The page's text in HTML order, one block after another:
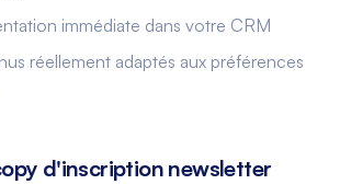
immédiate dans votre CRM
réellement adaptés aux préférences
d'inscription newsletter